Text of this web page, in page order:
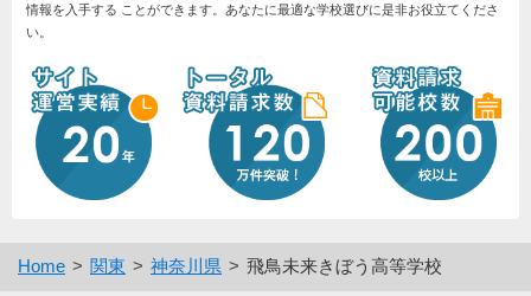
情報を入手する ことができます。あなたに最適な学校選びに是非お役立てくださ
い。
Home 関東 神奈川県 飛鳥未来きぼう高等学校